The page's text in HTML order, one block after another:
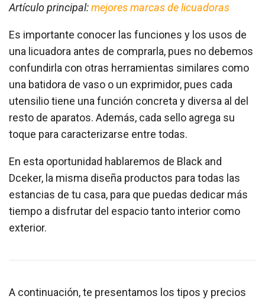
Artículo principal:mejores marcas de licuadoras
Es importante conocer las funciones y los usos de
una licuadora antes de comprarla, pues no debemos
confundirla con otras herramientas similares como
una batidora de vaso o un exprimidor, pues cada
utensilio tiene una función concreta y diversa al del
resto de aparatos. Además, cada sello agrega su
toque para caracterizarse entre todas.
En esta oportunidad hablaremos de Black and
Dceker, la misma diseña productos para todas las
estancias de tu casa, para que puedas dedicar más
tiempo a disfrutar del espacio tanto interior como
exterior.
A continuación, te presentamos los tipos y precios